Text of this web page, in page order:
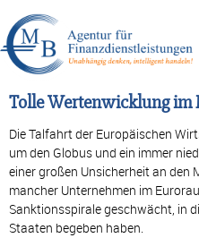
Tolle Wertenwicklung im
Die Talfahrt der Europäischen
um den Globus und ein immer
einer großen Unsicherheit an den
mancher Unternehmen im
Sanktionsspirale geschwächt, in
Staaten begeben haben.